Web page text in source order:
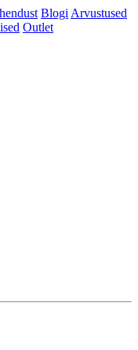
Blogi Arvustused
Outlet